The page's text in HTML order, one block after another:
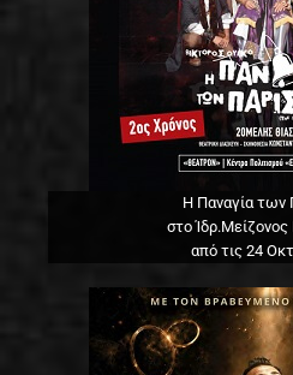
Η Παναγία των
στο Ίδρ.Μείζονος
από τις 24